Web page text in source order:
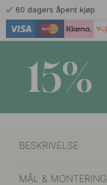
60 dagers åpent kjøp
15%
BESKRIVELSE
MÅL & MONTERING